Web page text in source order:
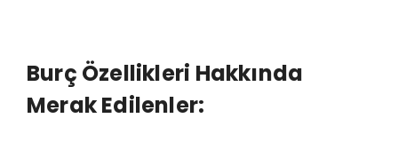
Burç Özellikleri Hakkında
Merak Edilenler: